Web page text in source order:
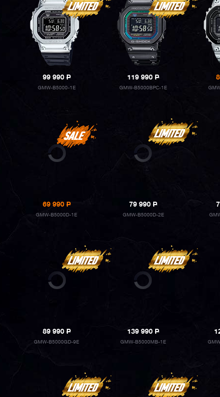
99 990P
GMW-B5000-1E
119 990P
GMW-B5000BPC-1E
69 990P
GMW-B5000D-1E
79 990P
GMW-B5000D-2E
89 990P
GMW-B5000GD-9E
139 990P
GMW-B5000MB-1E